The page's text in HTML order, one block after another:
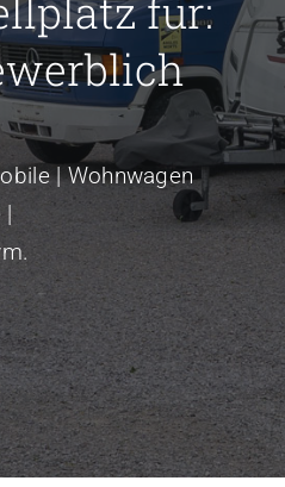
für:
| Wohnwagen
|